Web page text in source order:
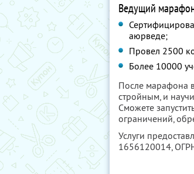
Ведущий
аюрведе;
Провел 2500
Более 10000
После марафона
стройным, и
Сможете
ограничений,
Услуги
1656120014,